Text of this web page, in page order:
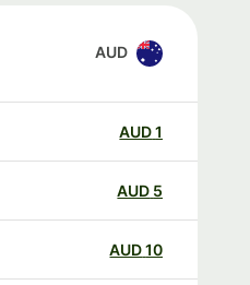
AUD
AUD
AUD
AUD